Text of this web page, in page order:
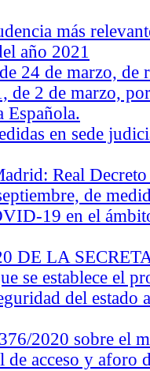
más
año 2021
24 de marzo, de
de 2 de marzo,
Española.
en sede
Real
de
19 en el
DE LA
se establece el
del estado
2020 sobre el
de acceso y aforo